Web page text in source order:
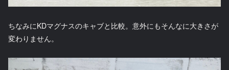
ちなみにKDマグナスのキャブと比較。意外にもそんなに大きさが
変わりません。